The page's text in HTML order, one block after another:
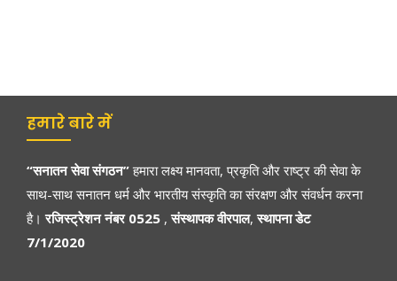
हमारे बारे में
“सनातन सेवा संगठन”हमारा लक्ष्य मानवता, प्रकृति और राष्ट्र की सेवा के
साथ-साथ सनातन धर्म और भारतीय संस्कृति का संरक्षण और संवर्धन करना
है।रजिस्ट्रेशन नंबर 0525 ,संस्थापक वीरपाल,स्थापना डेट
7/1/2020